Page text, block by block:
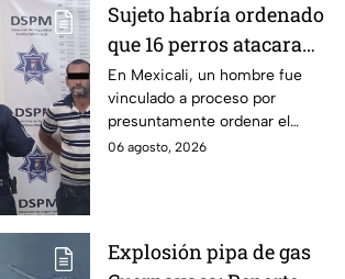
Sujeto habría ordenado
que 16 perros atacaran
a su hermana con
discapacidad en
Mexicali, BC
En Mexicali, un hombre fue
vinculado a proceso por
presuntamente ordenar el
ataque de 16 perros contra su
06 agosto, 2026
Explosión pipa de gas